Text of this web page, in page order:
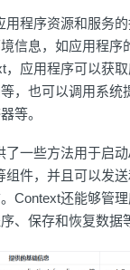
用程序资源和服务
信息，如应用程序
，应用程序可以获
，也可以调用系统
等。
一些方法用于启动
组件，并且可以发
Context还能够管
、保存和恢复数据